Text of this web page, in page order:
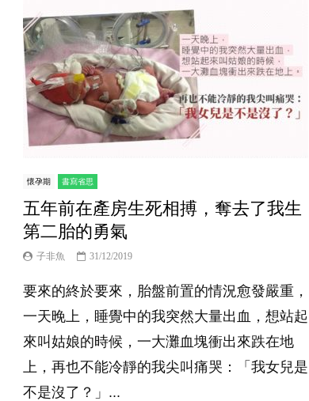
懷孕期 書寫省思
五年前在產房生死相搏，奪去了我生
第二胎的勇氣
子非魚 31/12/2019
要來的終於要來，胎盤前置的情況愈發嚴重，
一天晚上，睡覺中的我突然大量出血，想站起
來叫姑娘的時候，一大灘血塊衝出來跌在地
上，再也不能冷靜的我尖叫痛哭：「我女兒是
不是沒了？」...